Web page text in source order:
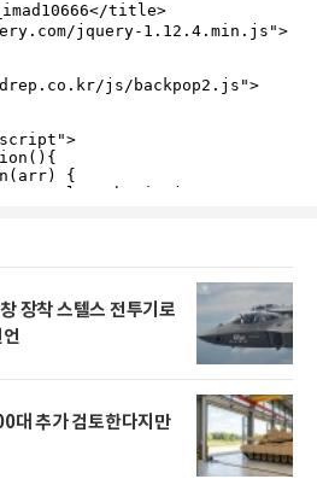
장착 스텔스 전투기로
대 추가 검토한다지만